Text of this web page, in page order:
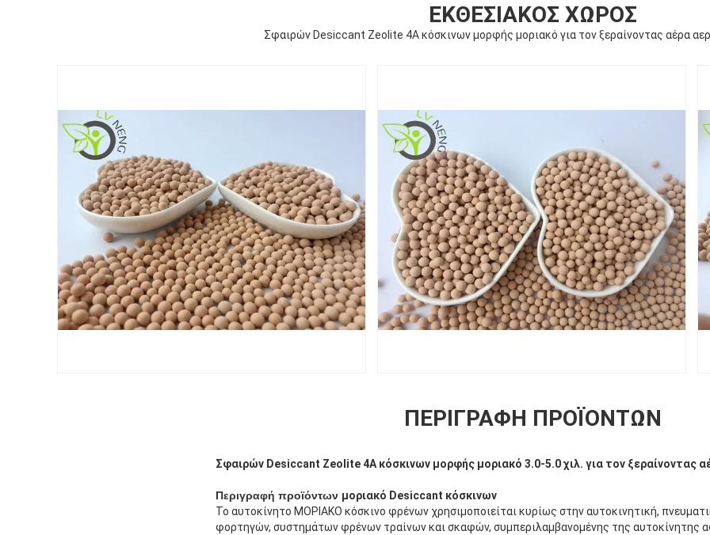
ΕΚΘΕΣΙΑΚΌΣ ΧΏΡΟΣ
Σφαιρών Desiccant Zeolite 4A κόσκινων μορφής μοριακό για τον ξεραίνοντας αέρα
ΠΕΡΙΓΡΑΦΉ ΠΡΟΪΌΝΤΩΝ
Σφαιρών Desiccant Zeolite 4A κόσκινων μορφής μοριακό 3.0-5.0 χιλ. για τον ξεραίνοντας
Περιγραφή προϊόντων μοριακό Desiccant κόσκινων
Το αυτοκίνητο ΜΟΡΙΑΚΟ κόσκινο φρένων χρησιμοποιείται κυρίως στην αυτοκινητική,
φορτηγών, συστημάτων φρένων τραίνων και σκαφών, συμπεριλαμβανομένης της αυτοκίνητης